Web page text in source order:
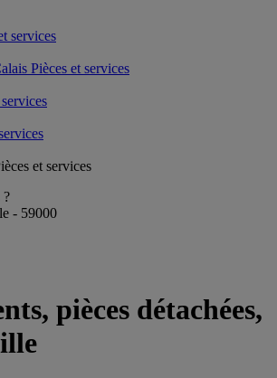
services
Pièces et services
et services
?
- 59000
pièces détachées,